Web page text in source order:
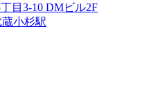
目3-10 DMビル2F
小杉駅